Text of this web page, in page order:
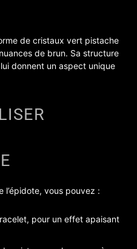
de cristaux vert pistache
de brun. Sa structure
donnent un aspect unique
l’épidote, vous pouvez :
pour un effet apaisant